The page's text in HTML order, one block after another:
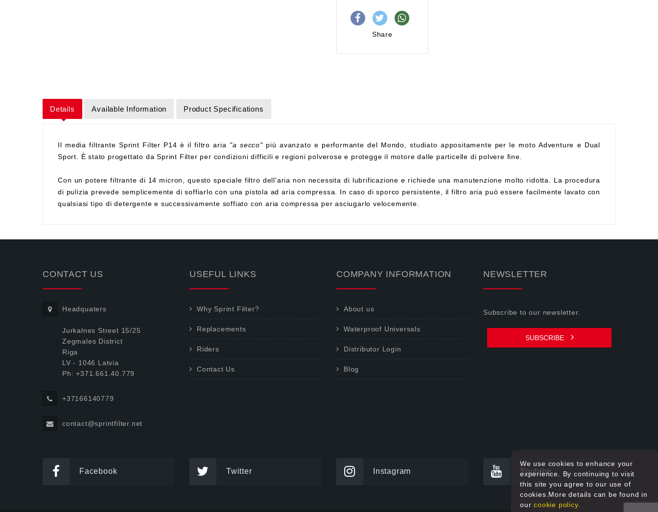
Share
Details Available Information Product Specifications
Il media filtrante Sprint Filter P14 è il filtro aria "a secco"più avanzato e performante del Mondo, studiato appositamente per le moto Adventure e Dual
Sport. È stato progettato da Sprint Filter per condizioni difficili e regioni polverose e protegge il motore dalle particelle di polvere fine.
Con un potere filtrante di 14 micron, questo speciale filtro dell'aria non necessita di lubrificazione e richiede una manutenzione molto ridotta. La procedura
di pulizia prevede semplicemente di soffiarlo con una pistola ad aria compressa. In caso di sporco persistente, il filtro aria può essere facilmente lavato con
qualsiasi tipo di detergente e successivamente soffiato con aria compressa per asciugarlo velocemente.
CONTACT US
Headquaters
Jurkalnes Street 15/25
Zegmales District
Riga
LV - 1046 Latvia
Ph: +371.661.40.779
+37166140779
contact@sprintfilter.net
USEFUL LINKS
Why Sprint Filter?
Replacements
Riders
Contact Us
COMPANY INFORMATION
About us
Waterproof Universals
Distributor Login
Blog
NEWSLETTER
Subscribe to our newsletter.
SUBSCRIBE
Facebook Twitter Instagram Youtube
We use cookies to enhance your
experience. By continuing to visit
this site you agree to our use of
cookies.More details can be found in
ourcookie policy.